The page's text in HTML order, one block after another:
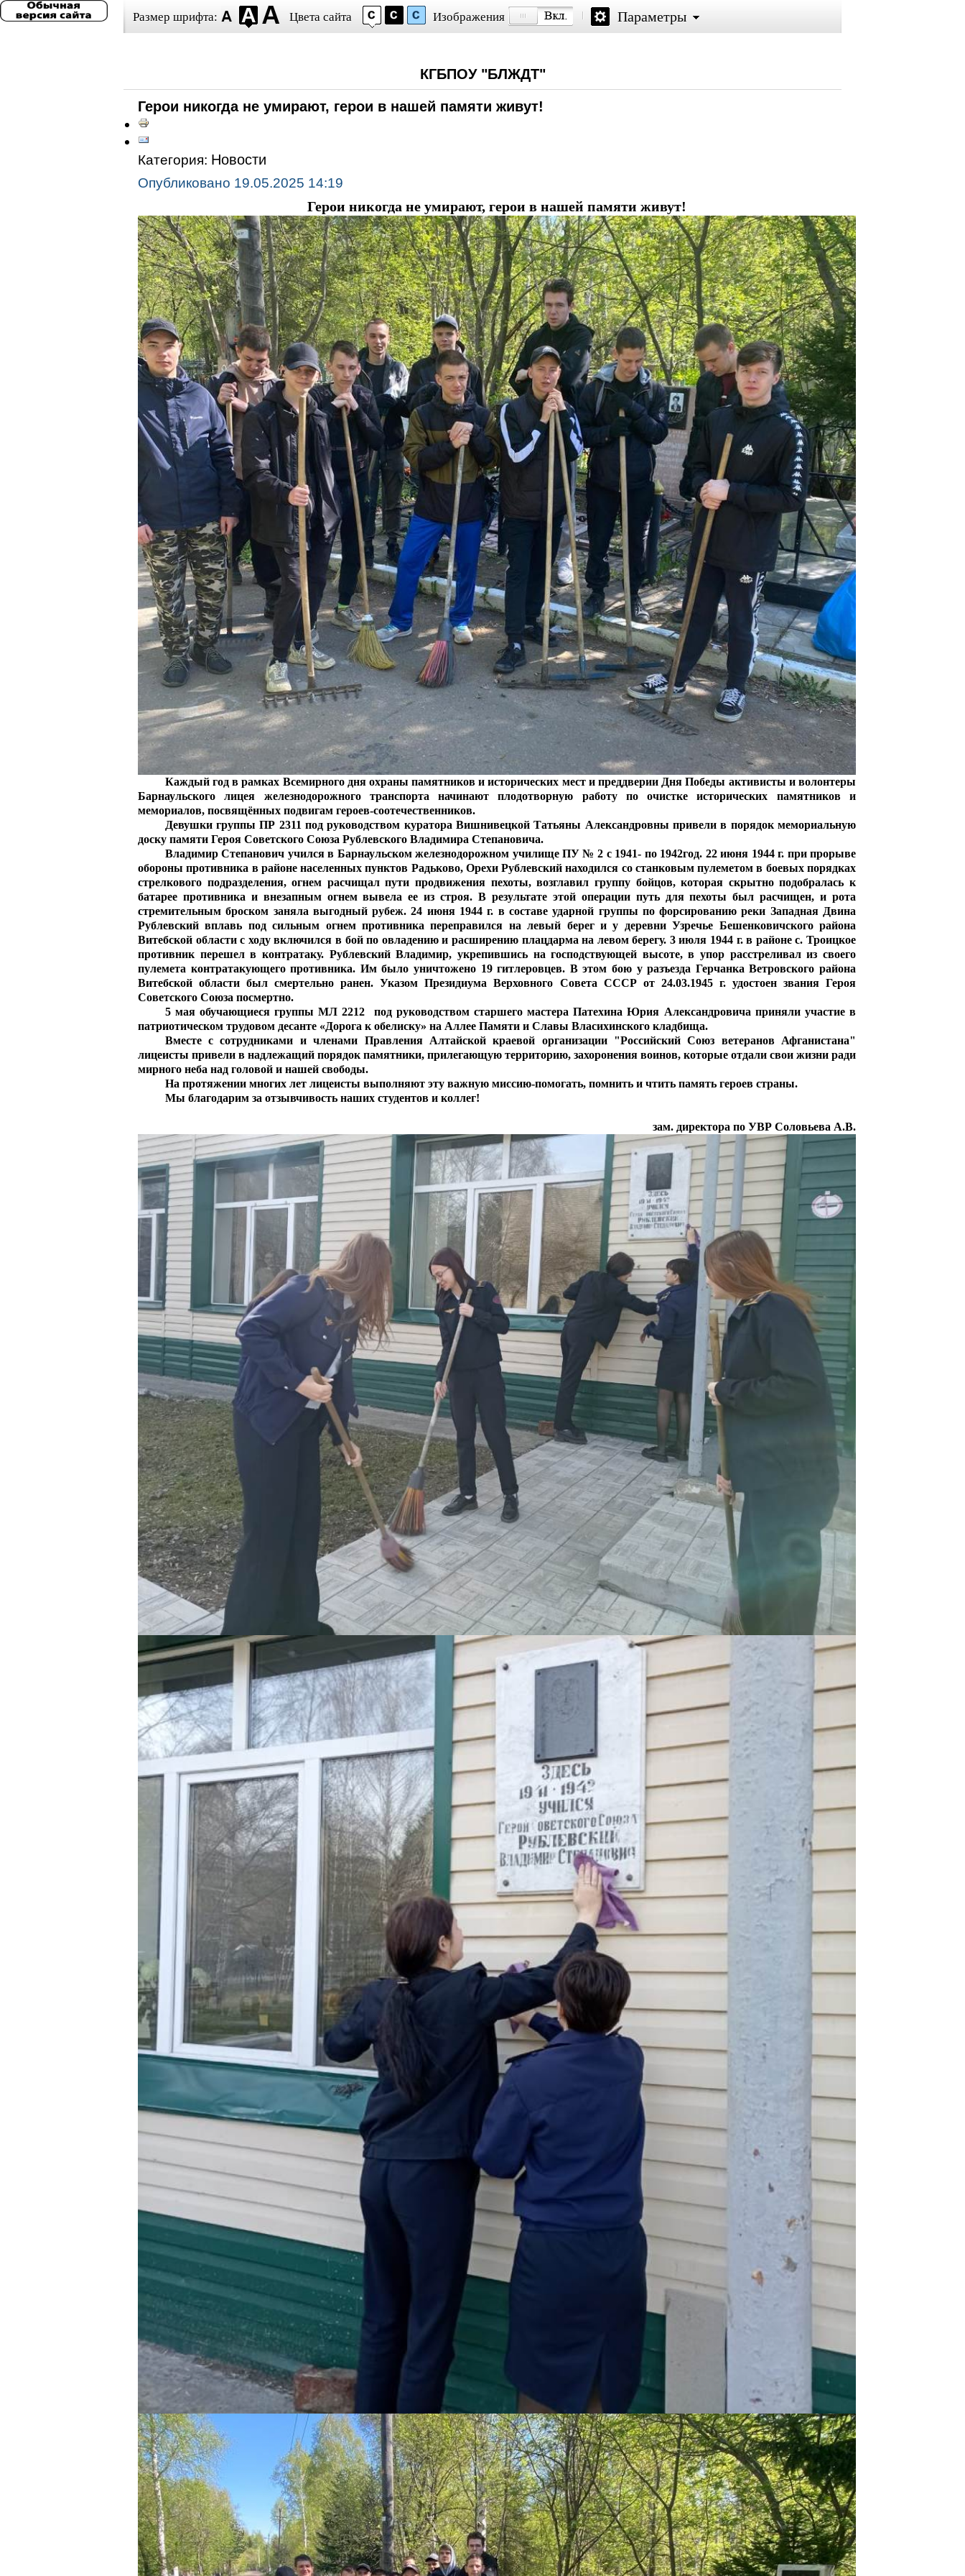
Размер шрифта: Цвета сайта Изображения Параметры
КГБПОУ "БЛЖДТ"
Герои никогда не умирают, герои в нашей памяти живут!
Категория: Новости
Опубликовано 19.05.2025 14:19
Герои никогда не умирают, герои в нашей памяти живут!
Каждый год в рамках Всемирного дня охраны памятников и исторических мест и преддверии Дня Победы активисты и волонтеры
Барнаульского лицея железнодорожного транспортаначинают плодотворную работу по очистке исторических памятников и
мемориалов, посвящённых подвигам героев-соотечественников.
Девушки группы ПР 2311 под руководством куратора Вишнивецкой Татьяны Александровны привели в порядок мемориальную
доску памяти Героя Советского Союза Рублевского Владимира Степановича.
Владимир Степанович учился в Барнаульском железнодорожном училище ПУ № 2 с 1941- по 1942год. 22 июня 1944 г. при прорыве
обороны противника в районе населенных пунктов Радьково, Орехи Рублевский находился со станковым пулеметом в боевых порядках
стрелкового подразделения, огнем расчищал пути продвижения пехоты, возглавил группу бойцов, которая скрытно подобралась к
батарее противника и внезапным огнем вывела ее из строя. В результате этой операции путь для пехоты был расчищен, и рота
стремительным броском заняла выгодный рубеж. 24 июня 1944 г. в составе ударной группы по форсированию реки Западная Двина
Рублевский вплавь под сильным огнем противника переправился на левый берег и у деревни Узречье Бешенковичского района
Витебской области с ходу включился в бой по овладению и расширению плацдарма на левом берегу. 3 июля 1944 г. в районе с. Троицкое
противник перешел в контратаку. Рублевский Владимир, укрепившись на господствующей высоте, в упор расстреливал из своего
пулемета контратакующего противника. Им было уничтожено 19 гитлеровцев. В этом бою у разъезда Герчанка Ветровского района
Витебской области был смертельно ранен. Указом Президиума Верховного Совета СССР от 24.03.1945 г. удостоен звания Героя
Советского Союза посмертно.
5 маяобучающиеся группы МЛ 2212 под руководством старшего мастера Патехина Юрия Александровича приняли участие в
патриотическом трудовом десанте «Дорога к обелиску» на Аллее Памяти и Славы Власихинского кладбища.
Вместе с сотрудниками и членами Правления Алтайской краевой организации "Российский Союз ветеранов Афганистана"
лицеисты привели в надлежащий порядок памятники, прилегающую территорию, захоронения воинов, которые отдали свои жизни ради
мирного неба над головой и нашей свободы.
На протяжении многих лет лицеисты выполняют эту важную миссию-помогать, помнить и чтить память героев страны.
Мы благодарим за отзывчивость наших студентов и коллег!
зам. директора по УВР Соловьева А.В.